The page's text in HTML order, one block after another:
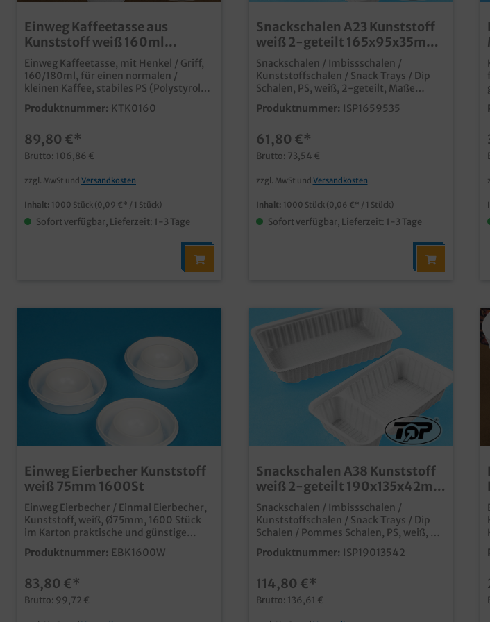
Einweg Kaffeetasse aus
Kunststoff weiß 160ml
1.000St.
Einweg Kaffeetasse, mit Henkel / Griff,
160/180ml, für einen normalen /
kleinen Kaffee, stabiles PS (Polystyrole),
ideal für Imbiss Tankstellen und
Kantinen, 1.000 Stück im Karton
Produktnummer: KTK0160
89,80 €*
Brutto: 106,86 €
zzgl. MwSt und Versandkosten
Inhalt: 1000 Stück (0,09 €* / 1 Stück)
Sofort verfügbar, Lieferzeit: 1-3 Tage
Snackschalen A23 Kunststoff
weiß 2-geteilt 165x95x35mm
1000St
Snackschalen / Imbissschalen /
Kunststoffschalen / Snack Trays / Dip
Schalen, PS, weiß, 2-geteilt, Maße
165x95x35mm, A23, 1000 Stück im
Karton praktisch für Snacks und
Kunststoffschale für die
verschiedensten Einsätze praktische
Teilung, z.B. für Nachos, oder Snacks mit
separatem Dip viele weitere Varianten
im Shop erhältlich
Produktnummer: ISP1659535
61,80 €*
Brutto: 73,54 €
zzgl. MwSt und Versandkosten
Inhalt: 1000 Stück (0,06 €* / 1 Stück)
Sofort verfügbar, Lieferzeit: 1-3 Tage
Einweg Eierbecher Kunststoff
weiß 75mm 1600St
Einweg Eierbecher / Einmal Eierbecher,
Kunststoff, weiß, Ø75mm, 1600 Stück
im Karton praktische und günstige
Einmallösungfür den gedeckten Tisch in
Gastronomie, Imbiss und Catering ideal
Hotels, Pensionen, usw.recycelbar
durch umweltgerechte Entsorgung in
gelber Tonne
Produktnummer: EBK1600W
83,80 €*
Brutto: 99,72 €
Snackschalen A38 Kunststoff
weiß 2-geteilt 190x135x42mm
1000St
Snackschalen / Imbissschalen /
Kunststoffschalen / Snack Trays / Dip
Schalen / Pommes Schalen, PS, weiß, 2-
geteilt, Maße 190x135x42mm, A38,
1000 Stück im Karton praktisch für
Kunststoffschale für die
verschiedensten Einsätze praktische
Teilung, z.B. für Nachos, oder Snacks mit
Produktnummer: ISP19013542
114,80 €*
Brutto: 136,61 €